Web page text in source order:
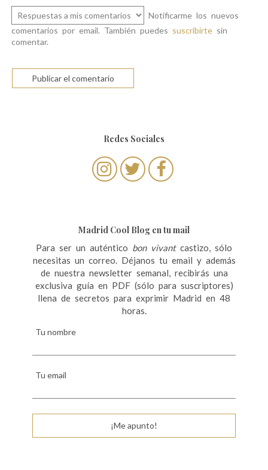
Notificarme los nuevos
comentarios por email. También puedes suscribirte sin
comentar.
Redes Sociales
Madrid Cool Blog en tu mail
Para ser un auténtico bon vivantcastizo, sólo
necesitas un correo. Déjanos tu email y además
de nuestra newsletter semanal, recibirás una
exclusiva guía en PDF (sólo para suscriptores)
llena de secretos para exprimir Madrid en 48
horas.
Tu nombre
Tu email
¡Me apunto!